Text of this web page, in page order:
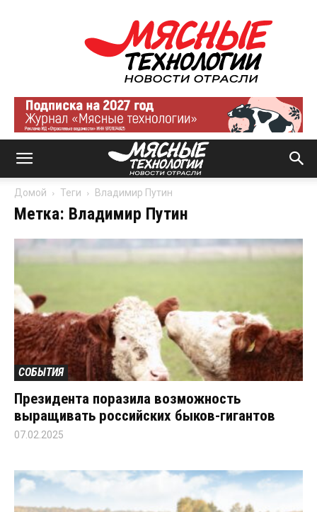
Мясные
технологии
|
Новости
отрасли
Домой Теги Владимир Путин
Метка: Владимир Путин
СОБЫТИЯ
Президента поразила возможность
выращивать российских быков-гигантов
07.02.2025